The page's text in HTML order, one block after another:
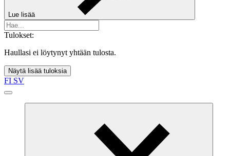
Lue lisää
Tulokset:
Haullasi ei löytynyt yhtään tulosta.
Näytä lisää tuloksia
FI SV